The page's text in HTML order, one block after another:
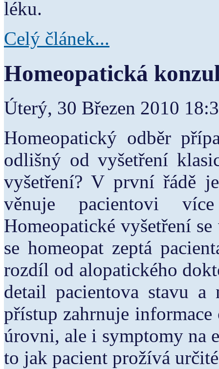
léku.
Celý článek...
Homeopatická
Úterý, 30 Březen 2010
Homeopatický odběr
odlišný od vyšetření
vyšetření? V první řádě
věnuje pacientovi
Homeopatické vyšetření
se homeopat zeptá
rozdíl od alopatického
detail pacientova stavu
přístup zahrnuje
úrovni, ale i symptomy na
to jak pacient prožívá